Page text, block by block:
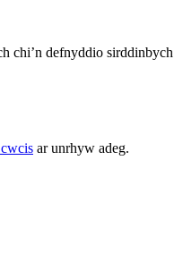
chi’n defnyddio
ar unrhyw adeg.